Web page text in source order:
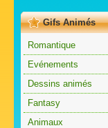
Gifs Animés
Romantique
Evénements
Dessins animés
Fantasy
Animaux